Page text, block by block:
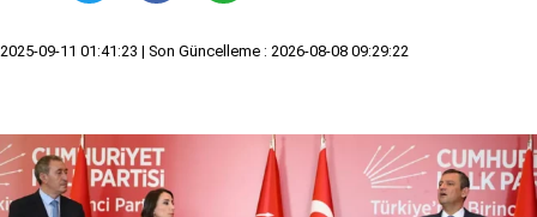
2025-09-11 01:41:23 | Son Güncelleme : 2026-08-08 09:29:22